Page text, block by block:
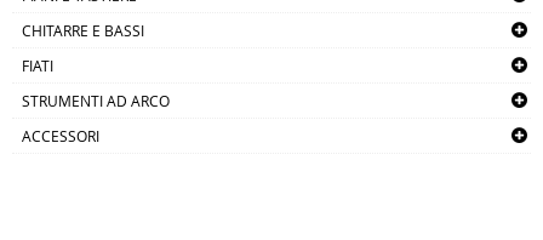
CHITARRE E BASSI
FIATI
STRUMENTI AD ARCO
ACCESSORI